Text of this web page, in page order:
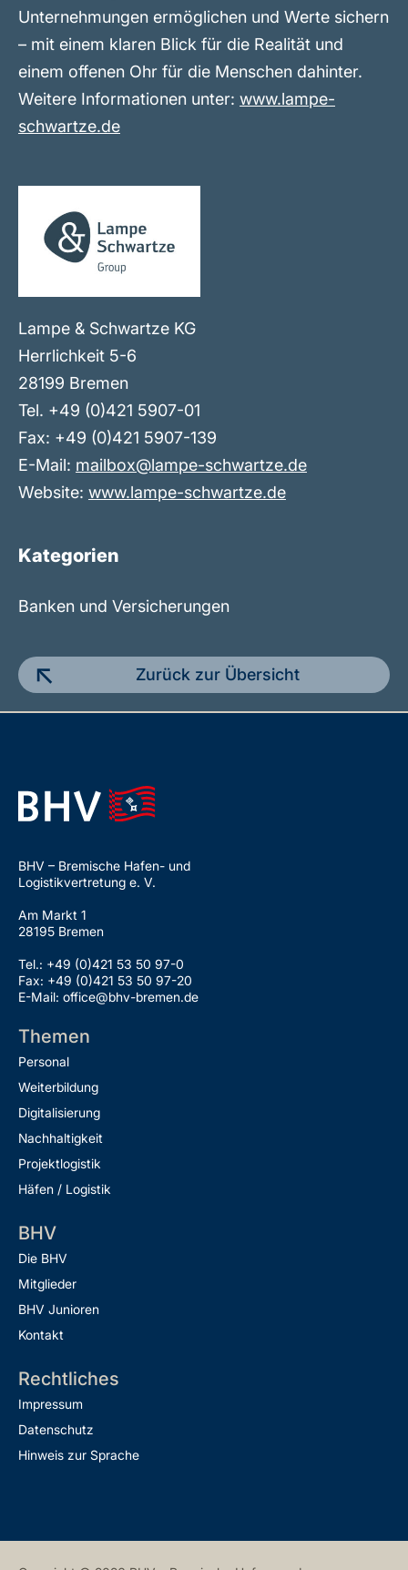
Unternehmungen ermöglichen und Werte sichern
– mit einem klaren Blick für die Realität und
einem offenen Ohr für die Menschen dahinter.
Weitere Informationen unter: www.lampe-
schwartze.de
Lampe & Schwartze KG
Herrlichkeit 5-6
28199 Bremen
Tel. +49 (0)421 5907-01
Fax: +49 (0)421 5907-139
E-Mail: mailbox@lampe-schwartze.de
Website: www.lampe-schwartze.de
Kategorien
Banken und Versicherungen
Zurück zur Übersicht
BHV – Bremische Hafen- und
Logistikvertretung e. V.
Am Markt 1
28195 Bremen
Tel.: +49 (0)421 53 50 97-0
Fax: +49 (0)421 53 50 97-20
E-Mail: office@bhv-bremen.de
Themen
Personal
Weiterbildung
Digitalisierung
Nachhaltigkeit
Projektlogistik
Häfen / Logistik
BHV
Die BHV
Mitglieder
BHV Junioren
Kontakt
Rechtliches
Impressum
Datenschutz
Hinweis zur Sprache